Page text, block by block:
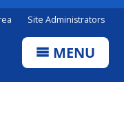
Site Administrators
MENU